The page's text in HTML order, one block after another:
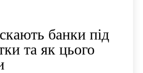
банки під
та як цього